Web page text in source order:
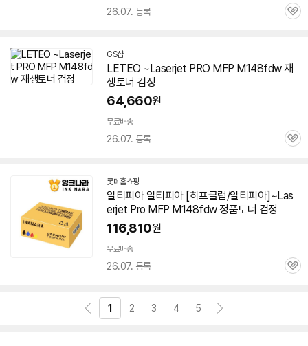
26.07. 등록
관
GS샵
LETEO ~Laserjet PRO MFP M148fdw 재
생토너 검정
64,660원
무료배송
26.07. 등록
관
롯데홈쇼핑
알티피아 알티피아 [하프클럽/알티피아]~Las
erjet Pro MFP M148fdw 정품토너 검정
116,810원
무료배송
26.07. 등록
관
1 2 3 4 5